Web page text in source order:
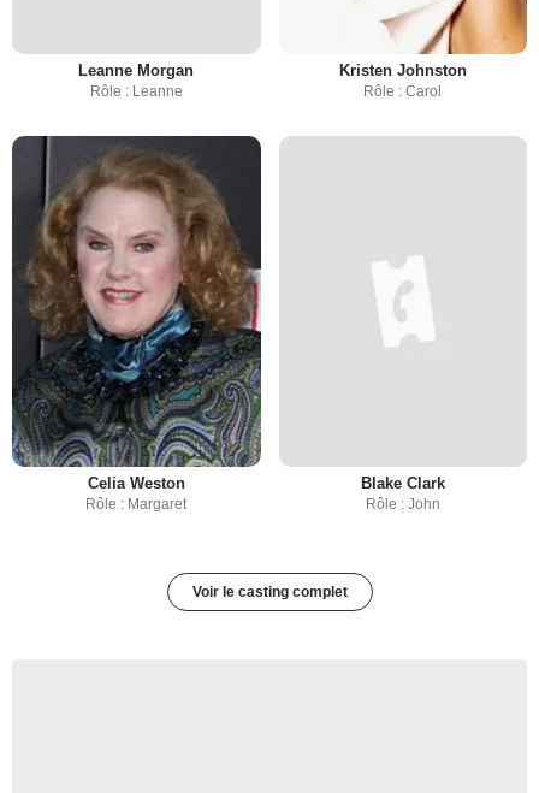
Leanne Morgan
Rôle : Leanne
Kristen Johnston
Rôle : Carol
Celia Weston
Rôle : Margaret
Blake Clark
Rôle : John
Voir le casting complet